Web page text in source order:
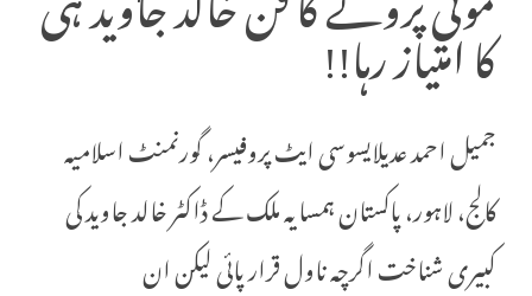
کا امتیاز رہا!!
جمیل احمد عدیلایسوسی ایٹ پروفیسر، گورنمنٹ اسلامیہ
کالج، لاہور، پاکستان ہمسایہ ملک کے ڈاکٹر خالد جاوید کی
کبیری شناخت اگرچہ ناول قرار پائی لیکن ان